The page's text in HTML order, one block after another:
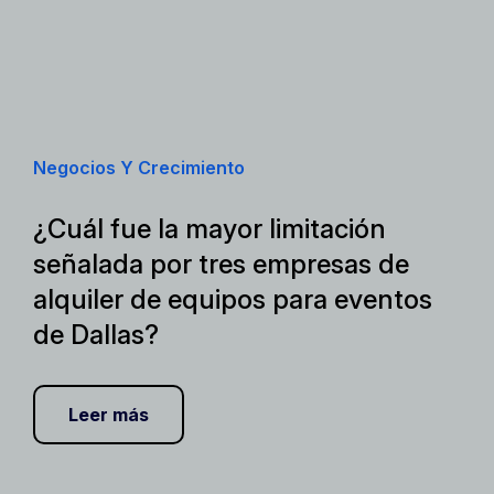
Negocios Y Crecimiento
¿Cuál fue la mayor limitación
señalada por tres empresas de
alquiler de equipos para eventos
de Dallas?
Leer más